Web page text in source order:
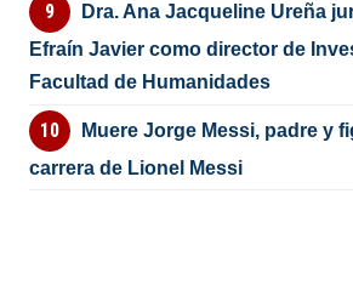
Dra. Ana Jacqueline Ureña
Efraín Javier como director de
Facultad de Humanidades
Muere Jorge Messi, padre y
carrera de Lionel Messi